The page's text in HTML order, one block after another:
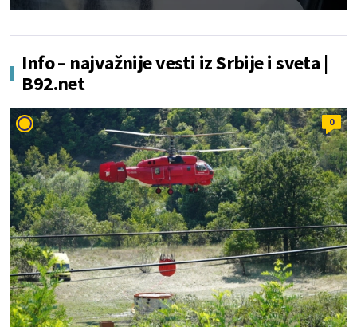
Info – najvažnije vesti iz Srbije i sveta |
B92.net
0